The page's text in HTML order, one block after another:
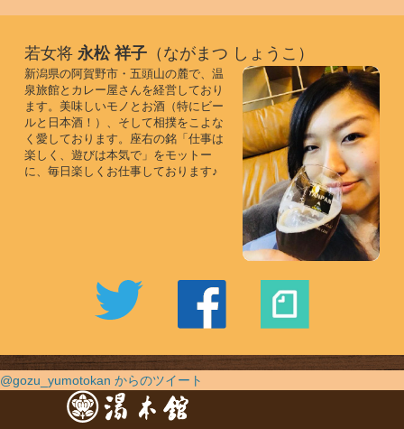
若女将 永松 祥子（ながまつ しょうこ）
新潟県の阿賀野市・五頭山の麓で、温
泉旅館とカレー屋さんを経営しており
ます。美味しいモノとお酒（特にビー
ルと日本酒！）、そして相撲をこよな
く愛しております。座右の銘「仕事は
楽しく、遊びは本気で」をモットー
に、毎日楽しくお仕事しております♪
@gozu_yumotokan からのツイート